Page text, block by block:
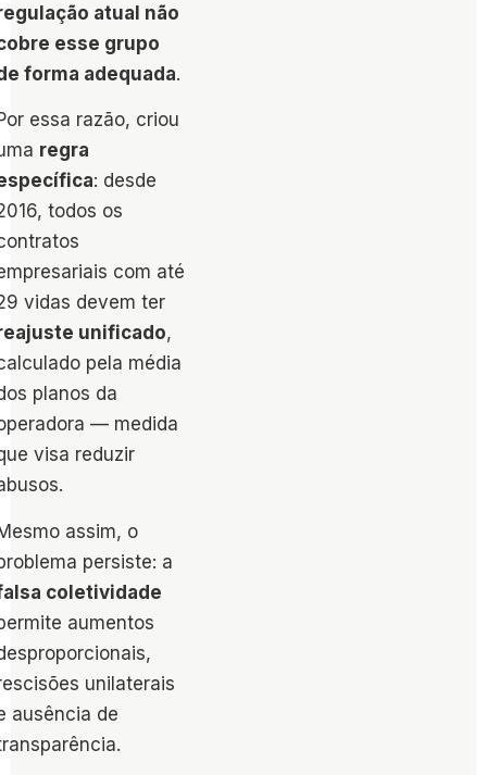
atual não
esse grupo
forma adequada.
essa razão, criou
regra
: desde
todos os
com até
vidas devem ter
unificado,
pela média
planos da
— medida
visa reduzir
assim, o
persiste: a
coletividade
aumentos
unilaterais
ausência de